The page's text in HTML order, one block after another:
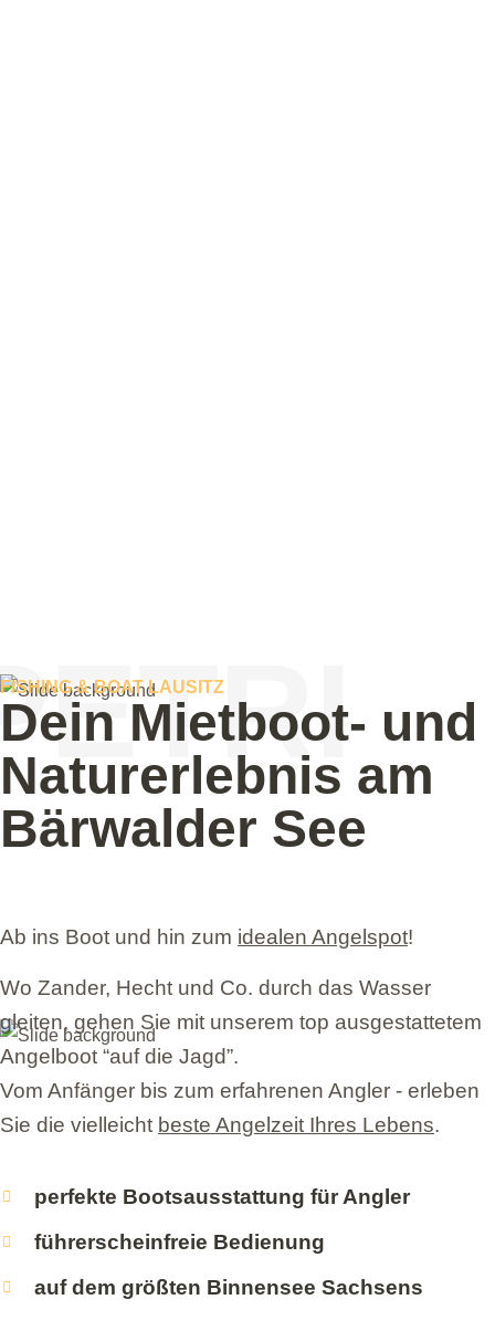
Genießen Sie
Atmosphäre
WoZander,
Wasser
top
FISHING & BOAT LAUSITZ
Dein Mietboot- und
Naturerlebnis am
Bärwalder See
Ab ins Boot und hin zum idealen Angelspot!
Wo Zander, Hecht und Co. durch das Wasser
gleiten, gehen Sie mit unserem top ausgestattetem
Angelboot “auf die Jagd”.
Vom Anfänger bis zum erfahrenen Angler - erleben
Sie die vielleicht beste Angelzeit Ihres Lebens.
perfekte Bootsausstattung für Angler
führerscheinfreie Bedienung
auf dem größten Binnensee Sachsens